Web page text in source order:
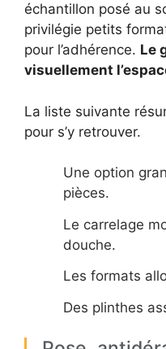
échantillon posé au
privilégie petits
pour l’adhérence. Le
visuellement
La liste suivante
pour s’y retrouver.
Une option
pièces.
Le carrelage
douche.
Les formats
Des plinthes